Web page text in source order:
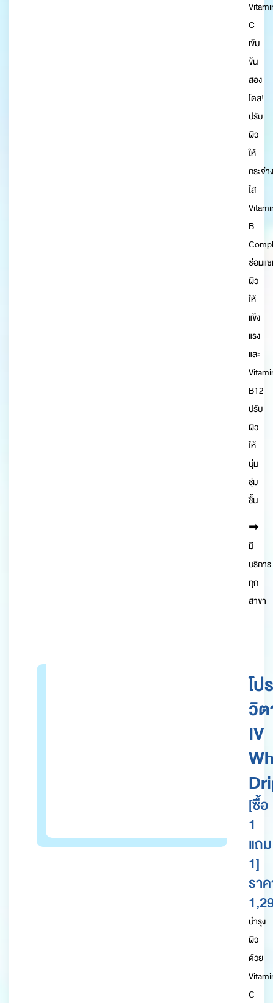
C
เข้ม
ข้น
สอง
โดส!
ปรับ
ผิว
ให้
กระจ่าง
ใส
B
ซ่อมแ
ผิว
ให้
แข็ง
แรง
และ
B12
ปรับ
ผิว
ให้
นุ่ม
ชุ่ม
ชื้น
➡︎
มี
บริการ
ทุก
สาขา
โป
วิ
IV
[ซื้อ
1
แถม
1]
รา
บำรุง
ผิว
ด้วย
C